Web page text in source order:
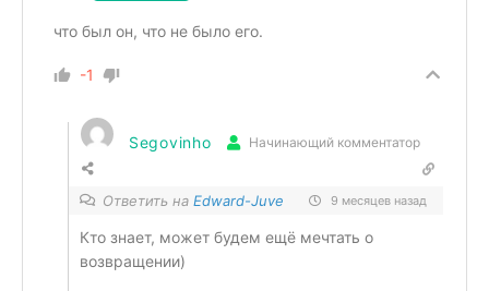
что был он, что не было его.
-1
Segovinho Начинающий комментатор
Ответить на Edward-Juve 9 месяцев назад
Кто знает, может будем ещё мечтать о
возвращении)